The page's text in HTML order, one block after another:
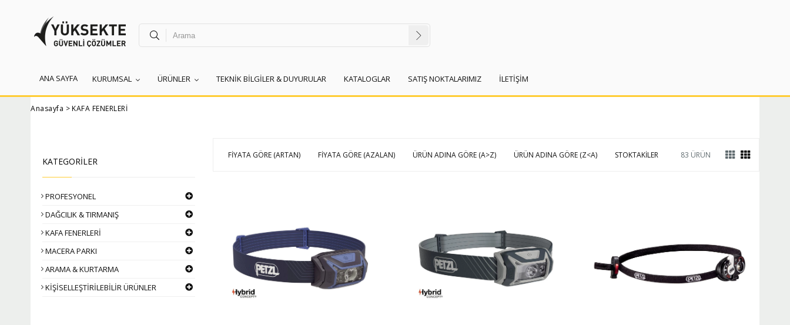
ANA SAYFA KURUMSAL ÜRÜNLER TEKNİK BİLGİLER & DUYURULAR KATALOGLAR SATIŞ NOKTALARIMIZ İLETİŞİM
Anasayfa >KAFA FENERLERİ
KATEGORİLER
PROFESYONEL
DAĞCILIK & TIRMANIŞ
KAFA FENERLERİ
MACERA PARKI
ARAMA & KURTARMA
KİŞİSELLEŞTİRİLEBİLİR ÜRÜNLER
FIYATA GÖRE (ARTAN) FIYATA GÖRE (AZALAN) ÜRÜN ADINA GÖRE (A>Z) ÜRÜN ADINA GÖRE (Z<A) STOKTAKILER 83 ÜRÜN